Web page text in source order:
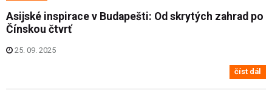
Asijské inspirace v Budapešti: Od skrytých zahrad po
Čínskou čtvrť
25. 09. 2025
číst dál